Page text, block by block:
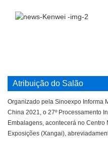
Atribuição do Salão
Organizado pela Sinoexpo Informa
China 2021, o 27º Processamento
Embalagens, acontecerá no
Exposições (Xangai),